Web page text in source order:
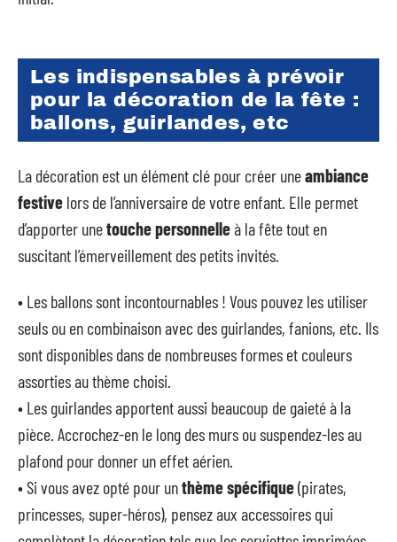
Les indispensables à prévoir
pour la décoration de la fête :
ballons, guirlandes, etc
La décoration est un élément clé pour créer uneambiance
festive lors de l’anniversaire de votre enfant. Elle permet
d’apporter unetouche personnelleà la fête tout en
suscitant l’émerveillement des petits invités.
• Les ballons sont incontournables ! Vous pouvez les utiliser
seuls ou en combinaison avec des guirlandes, fanions, etc. Ils
sont disponibles dans de nombreuses formes et couleurs
assorties au thème choisi.
• Les guirlandes apportent aussi beaucoup de gaieté à la
pièce. Accrochez-en le long des murs ou suspendez-les au
plafond pour donner un effet aérien.
• Si vous avez opté pour unthème spécifique(pirates,
princesses, super-héros), pensez aux accessoires qui